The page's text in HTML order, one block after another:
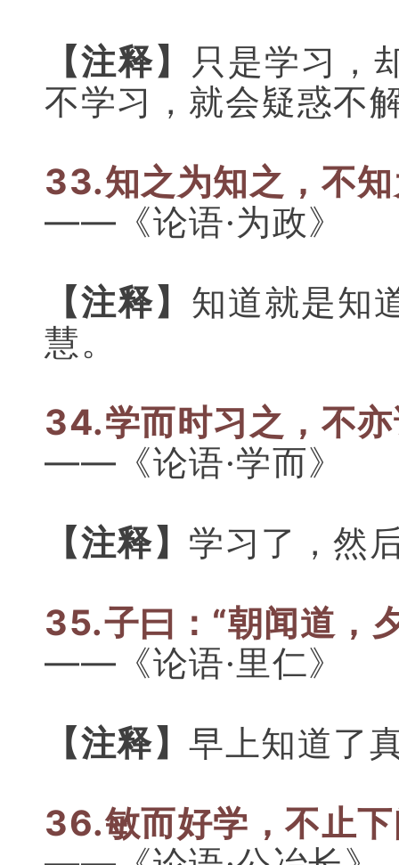
【注释】
只是学习，
不学习，就会疑惑不
33.知之为知之，不
——《论语·为政》
【注释】 知道就是知
慧。
34.学而时习之，不
——《论语·学而》
【注释】 学习了，然
35.子曰：“朝闻道，
——《论语·里仁》
【注释】 早上知道了
36.敏而好学，不止